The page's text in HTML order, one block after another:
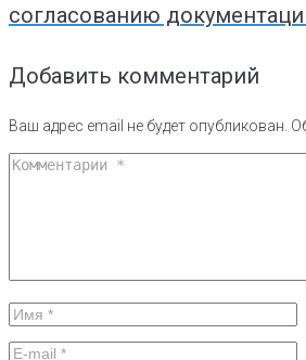
согласованию
Добавить комментарий
Ваш адрес email не будет опубликован.